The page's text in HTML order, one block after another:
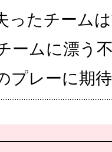
ったチーム
ームに漂う
プレーに期